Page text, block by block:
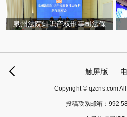
泉州法院知识产权刑事司法保
触屏版
Copyright © qzcns.com
投稿联系邮箱： 992